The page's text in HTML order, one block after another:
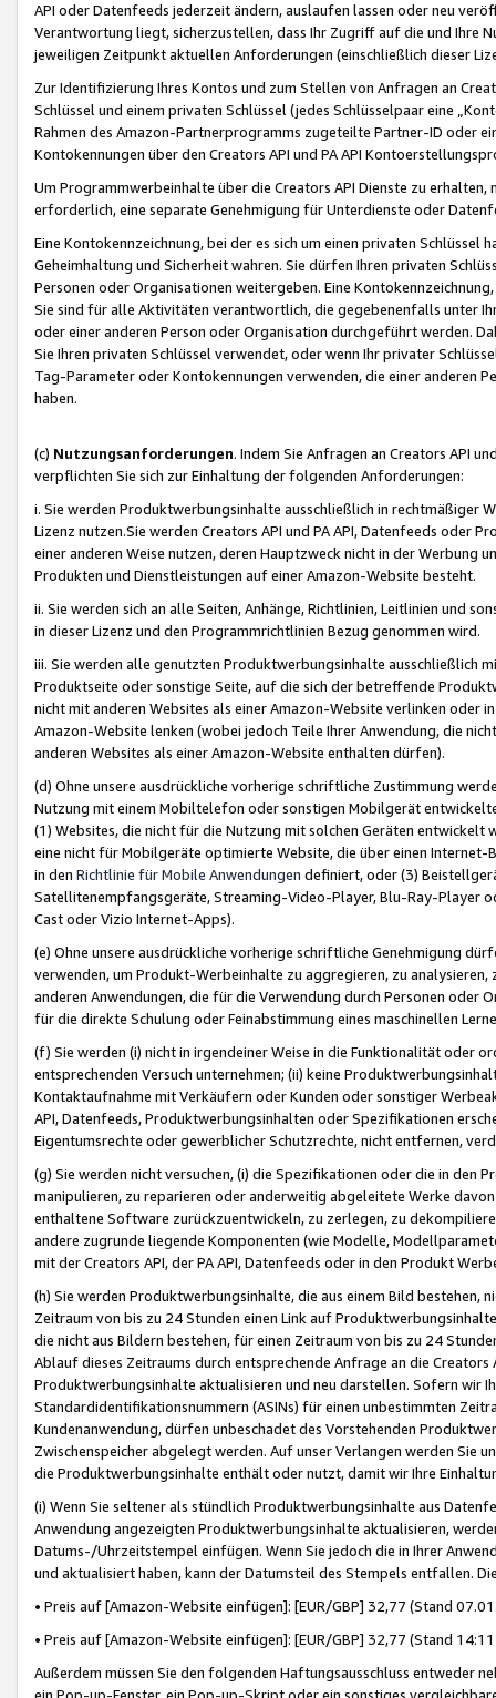
API oder Datenfeeds jederzeit ändern, auslaufen lassen oder neu
Verantwortung liegt, sicherzustellen, dass Ihr Zugriff auf die und Ihre
jeweiligen Zeitpunkt aktuellen Anforderungen (einschließlich dieser
Zur Identifizierung Ihres Kontos und zum Stellen von Anfragen an
Schlüssel und einem privaten Schlüssel (jedes Schlüsselpaar eine
Rahmen des Amazon-Partnerprogramms zugeteilte Partner-ID oder
Kontokennungen über den Creators API und PA API
Um Programmwerbeinhalte über die Creators API Dienste zu
erforderlich, eine separate Genehmigung für Unterdienste oder
Eine Kontokennzeichnung, bei der es sich um einen privaten
Geheimhaltung und Sicherheit wahren. Sie dürfen Ihren privaten
Personen oder Organisationen weitergeben. Eine
Sie sind für alle Aktivitäten verantwortlich, die gegebenenfalls unter
oder einer anderen Person oder Organisation durchgeführt werden.
Sie Ihren privaten Schlüssel verwendet, oder wenn Ihr privater
Tag-Parameter oder Kontokennungen verwenden, die einer anderen
haben.
(c) Nutzungsanforderungen. Indem Sie Anfragen an Creators API
verpflichten Sie sich zur Einhaltung der folgenden Anforderungen:
i. Sie werden Produktwerbungsinhalte ausschließlich in rechtmäßiger
Lizenz nutzen.Sie werden Creators API und PA API, Datenfeeds oder
einer anderen Weise nutzen, deren Hauptzweck nicht in der Werbung
Produkten und Dienstleistungen auf einer Amazon-Website besteht.
ii. Sie werden sich an alle Seiten, Anhänge, Richtlinien, Leitlinien und
in dieser Lizenz und den Programmrichtlinien Bezug genommen wird.
iii. Sie werden alle genutzten Produktwerbungsinhalte ausschließlich
Produktseite oder sonstige Seite, auf die sich der betreffende
nicht mit anderen Websites als einer Amazon-Website verlinken oder
Amazon-Website lenken (wobei jedoch Teile Ihrer Anwendung, die
anderen Websites als einer Amazon-Website enthalten dürfen).
(d) Ohne unsere ausdrückliche vorherige schriftliche Zustimmung
Nutzung mit einem Mobiltelefon oder sonstigen Mobilgerät
(1) Websites, die nicht für die Nutzung mit solchen Geräten
eine nicht für Mobilgeräte optimierte Website, die über einen
in den Richtlinie für Mobile Anwendungen definiert, oder (3)
Satellitenempfangsgeräte, Streaming-Video-Player, Blu-Ray-Player
Cast oder Vizio Internet-Apps).
(e) Ohne unsere ausdrückliche vorherige schriftliche Genehmigung
verwenden, um Produkt-Werbeinhalte zu aggregieren, zu
anderen Anwendungen, die für die Verwendung durch Personen
für die direkte Schulung oder Feinabstimmung eines maschinellen
(f) Sie werden (i) nicht in irgendeiner Weise in die Funktionalität oder
entsprechenden Versuch unternehmen; (ii) keine
Kontaktaufnahme mit Verkäufern oder Kunden oder sonstiger
API, Datenfeeds, Produktwerbungsinhalten oder Spezifikationen
Eigentumsrechte oder gewerblicher Schutzrechte, nicht entfernen,
(g) Sie werden nicht versuchen, (i) die Spezifikationen oder die in
manipulieren, zu reparieren oder anderweitig abgeleitete Werke
enthaltene Software zurückzuentwickeln, zu zerlegen, zu
andere zugrunde liegende Komponenten (wie Modelle,
mit der Creators API, der PA API, Datenfeeds oder in den Produkt
(h) Sie werden Produktwerbungsinhalte, die aus einem Bild bestehen,
Zeitraum von bis zu 24 Stunden einen Link auf
die nicht aus Bildern bestehen, für einen Zeitraum von bis zu 24
Ablauf dieses Zeitraums durch entsprechende Anfrage an die
Produktwerbungsinhalte aktualisieren und neu darstellen. Sofern wir
Standardidentifikationsnummern (ASINs) für einen unbestimmten
Kundenanwendung, dürfen unbeschadet des Vorstehenden
Zwischenspeicher abgelegt werden. Auf unser Verlangen werden Sie
die Produktwerbungsinhalte enthält oder nutzt, damit wir Ihre
(i) Wenn Sie seltener als stündlich Produktwerbungsinhalte aus
Anwendung angezeigten Produktwerbungsinhalte aktualisieren,
Datums-/Uhrzeitstempel einfügen. Wenn Sie jedoch die in Ihrer
und aktualisiert haben, kann der Datumsteil des Stempels entfallen.
• Preis auf [Amazon-Website einfügen]: [EUR/GBP] 32,77 (Stand
• Preis auf [Amazon-Website einfügen]: [EUR/GBP] 32,77 (Stand
Außerdem müssen Sie den folgenden Haftungsausschluss entweder
ein Pop-up-Fenster, ein Pop-up-Skript oder ein sonstiges